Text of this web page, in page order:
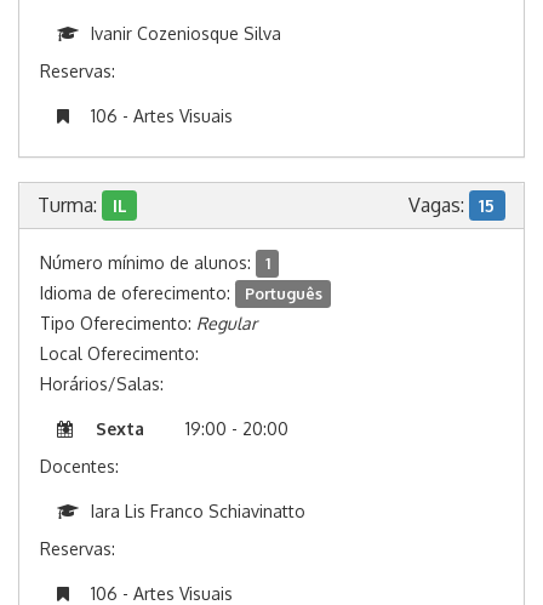
Ivanir Cozeniosque Silva
Reservas:
106 - Artes Visuais
Turma: IL Vagas: 15
Número mínimo de alunos: 1
Idioma de oferecimento: Português
Tipo Oferecimento: Regular
Local Oferecimento:
Horários/Salas:
Sexta
19:00 - 20:00
Docentes:
Iara Lis Franco Schiavinatto
Reservas:
106 - Artes Visuais